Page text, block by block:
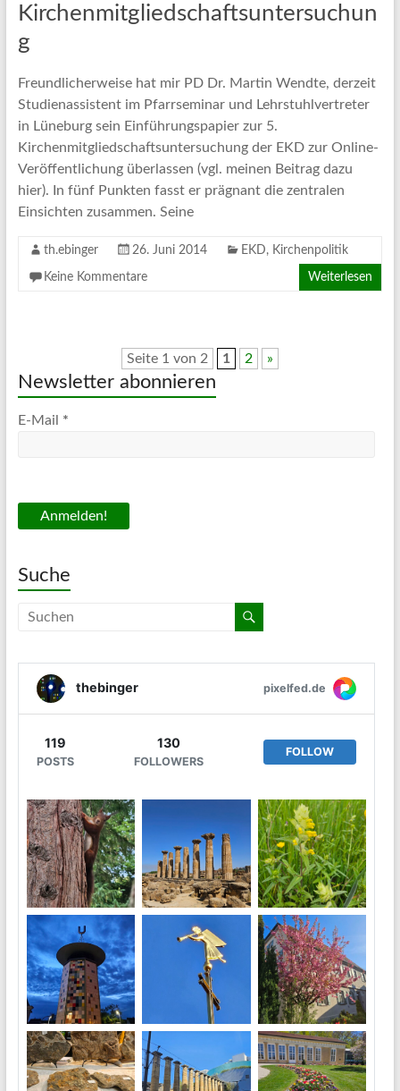
Kirchenmitgliedschaftsuntersuchun
g
Freundlicherweise hat mir PD Dr. Martin Wendte, derzeit
Studienassistent im Pfarrseminar und Lehrstuhlvertreter
in Lüneburg sein Einführungspapier zur 5.
Kirchenmitgliedschaftsuntersuchung der EKD zur Online-
Veröffentlichung überlassen (vgl. meinen Beitrag dazu
hier). In fünf Punkten fasst er prägnant die zentralen
Einsichten zusammen. Seine
th.ebinger 26. Juni 2014 EKD, Kirchenpolitik
Keine Kommentare Weiterlesen
Seite 1 von 2 1 2 »
Newsletter abonnieren
E-Mail *
Suche